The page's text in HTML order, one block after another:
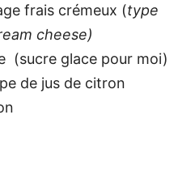
frais crémeux (type
cheese)
(sucre glace pour moi)
de jus de citron